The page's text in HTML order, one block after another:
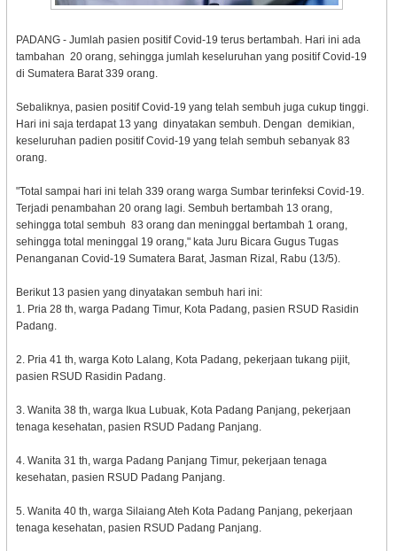
PADANG - Jumlah pasien positif Covid-19 terus bertambah. Hari ini ada
tambahan 20 orang, sehingga jumlah keseluruhan yang positif Covid-19
di Sumatera Barat 339 orang.
Sebaliknya, pasien positif Covid-19 yang telah sembuh juga cukup tinggi.
Hari ini saja terdapat 13 yang dinyatakan sembuh. Dengan demikian,
keseluruhan padien positif Covid-19 yang telah sembuh sebanyak 83
orang.
"Total sampai hari ini telah 339 orang warga Sumbar terinfeksi Covid-19.
Terjadi penambahan 20 orang lagi. Sembuh bertambah 13 orang,
sehingga total sembuh 83 orang dan meninggal bertambah 1 orang,
sehingga total meninggal 19 orang," kata Juru Bicara Gugus Tugas
Penanganan Covid-19 Sumatera Barat, Jasman Rizal, Rabu (13/5).
Berikut 13 pasien yang dinyatakan sembuh hari ini:
1. Pria 28 th, warga Padang Timur, Kota Padang, pasien RSUD Rasidin
Padang.
2. Pria 41 th, warga Koto Lalang, Kota Padang, pekerjaan tukang pijit,
pasien RSUD Rasidin Padang.
3. Wanita 38 th, warga Ikua Lubuak, Kota Padang Panjang, pekerjaan
tenaga kesehatan, pasien RSUD Padang Panjang.
4. Wanita 31 th, warga Padang Panjang Timur, pekerjaan tenaga
kesehatan, pasien RSUD Padang Panjang.
5. Wanita 40 th, warga Silaiang Ateh Kota Padang Panjang, pekerjaan
tenaga kesehatan, pasien RSUD Padang Panjang.